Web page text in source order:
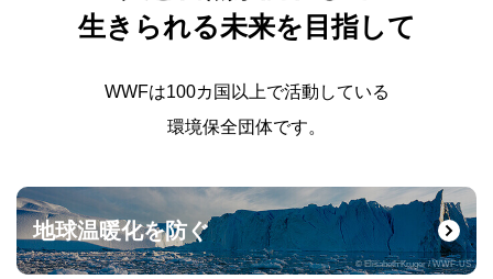
生きられる未来を目指して
WWFは100カ国以上で活動している
環境保全団体です。
地球温暖化を防ぐ
© Elisabeth Kruger / WWF-US